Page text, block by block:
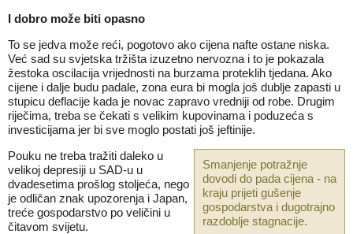
I dobro može biti opasno
To se jedva može reći, pogotovo ako cijena nafte ostane niska.
Već sad su svjetska tržišta izuzetno nervozna i to je pokazala
žestoka oscilacija vrijednosti na burzama proteklih tjedana. Ako
cijene i dalje budu padale, zona eura bi mogla još dublje zapasti u
stupicu deflacije kada je novac zapravo vredniji od robe. Drugim
riječima, treba se čekati s velikim kupovinama i poduzeća s
investicijama jer bi sve moglo postati još jeftinije.
Smanjenje potražnje
dovodi do pada cijena - na
kraju prijeti gušenje
gospodarstva i dugotrajno
razdoblje stagnacije.
Pouku ne treba tražiti daleko u
velikoj depresiji u SAD-u u
dvadesetima prošlog stoljeća, nego
je odličan znak upozorenja i Japan,
treće gospodarstvo po veličini u
čitavom svijetu.